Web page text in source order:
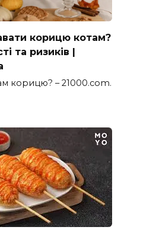
корицю котам?
та ризиків |
корицю? – 21000.com.